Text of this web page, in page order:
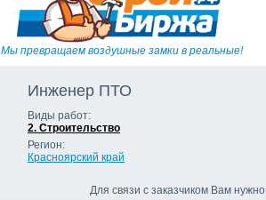
Мы превращаем воздушные замки в реальные!
Инженер ПТО
Виды работ:
2. Строительство
Регион:
Красноярский край
Для связи с заказчиком Вам нужно